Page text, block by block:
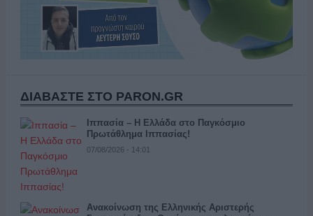
ΔΙΑΒΑΣΤΕ ΣΤΟ PARON.GR
Ιππασία – Η Ελλάδα στο Παγκόσμιο
Πρωτάθλημα Ιππασίας!
07/08/2026 - 14:01
Ανακοίνωση της Ελληνικής Αριστερής